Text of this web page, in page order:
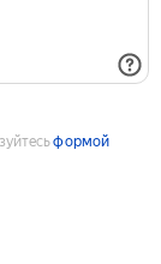
формой